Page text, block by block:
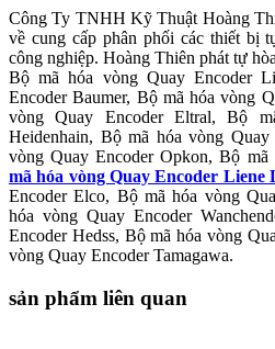
Công Ty TNHH Kỹ Thuật Hoàng
về cung cấp phân phối các thiết bị
công nghiệp. Hoàng Thiên phát tự
Bộ mã hóa vòng Quay Encoder
Encoder Baumer, Bộ mã hóa vòng
vòng Quay Encoder Eltral, Bộ
Heidenhain, Bộ mã hóa vòng
vòng Quay Encoder Opkon, Bộ mã
mã hóa vòng Quay Encoder Liene
Encoder Elco, Bộ mã hóa vòng
hóa vòng Quay Encoder
Encoder Hedss, Bộ mã hóa vòng
vòng Quay Encoder Tamagawa.
sản phẩm liên quan